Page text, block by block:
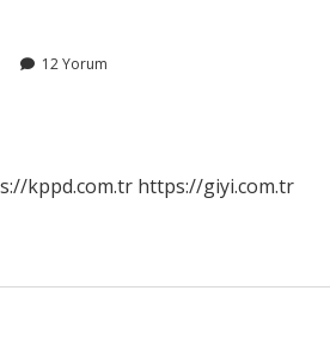
12 Yorum
kppd.com.tr https://giyi.com.tr